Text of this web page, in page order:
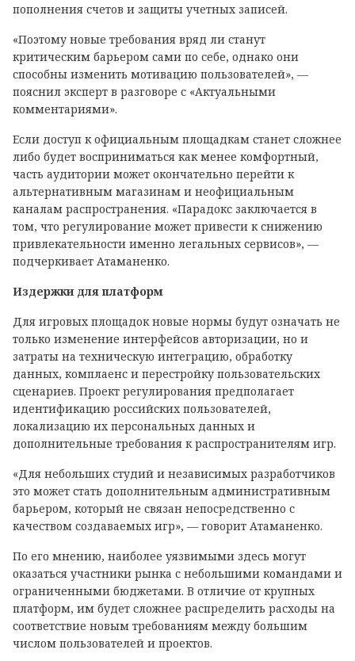
пополнения счетов и защиты учетных записей.
«Поэтому новые требования вряд ли станут
критическим барьером сами по себе, однако они
способны изменить мотивацию пользователей», —
пояснил эксперт в разговоре с «Актуальными
комментариями».
Если доступ к официальным площадкам станет сложнее
либо будет восприниматься как менее комфортный,
часть аудитории может окончательно перейти к
альтернативным магазинам и неофициальным
каналам распространения. «Парадокс заключается в
том, что регулирование может привести к снижению
привлекательности именно легальных сервисов», —
подчеркивает Атаманенко.
Издержки для платформ
Для игровых площадок новые нормы будут означать не
только изменение интерфейсов авторизации, но и
затраты на техническую интеграцию, обработку
данных, комплаенс и перестройку пользовательских
сценариев. Проект регулирования предполагает
идентификацию российских пользователей,
локализацию их персональных данных и
дополнительные требования к распространителям игр.
«Для небольших студий и независимых разработчиков
это может стать дополнительным административным
барьером, который не связан непосредственно с
качеством создаваемых игр», — говорит Атаманенко.
По его мнению, наиболее уязвимыми здесь могут
оказаться участники рынка с небольшими командами и
ограниченными бюджетами. В отличие от крупных
платформ, им будет сложнее распределить расходы на
соответствие новым требованиям между большим
числом пользователей и проектов.